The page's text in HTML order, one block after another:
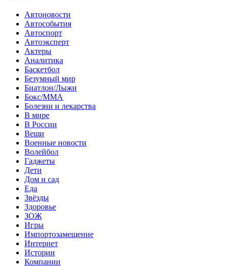
Автоновости
Автособытия
Автоспорт
Автоэксперт
Актеры
Аналитика
Баскетбол
Безумный мир
Биатлон/Лыжи
Бокс/MMA
Болезни и лекарства
В мире
В России
Вещи
Военные новости
Волейбол
Гаджеты
Дети
Дом и сад
Еда
Звёзды
Здоровье
ЗОЖ
Игры
Импортозамещение
Интернет
Истории
Компании